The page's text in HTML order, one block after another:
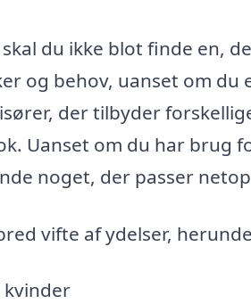
skal du ikke blot finde en,
og behov, uanset om du
der tilbyder
Uanset om du har brug
noget, der passer
vifte af ydelser,